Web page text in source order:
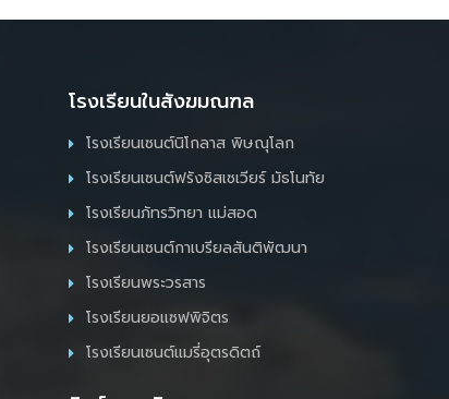
โรงเรียนในสังฆมณฑล
โรงเรียนเซนต์นิโกลาส พิษณุโลก
โรงเรียนเซนต์ฟรังซิสเซเวียร์ มัธโนทัย
โรงเรียนภัทรวิทยา แม่สอด
โรงเรียนเซนต์กาเบรียลสันติพัฒนา
โรงเรียนพระวรสาร
โรงเรียนยอแซฟพิจิตร
โรงเรียนเซนต์แมรี่อุตรดิตถ์